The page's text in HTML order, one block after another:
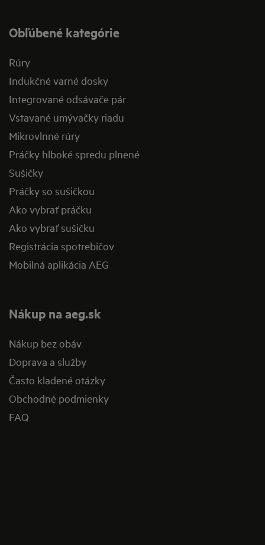
Obľúbené kategórie
Rúry
Indukčné varné dosky
Integrované odsávače pár
Vstavané umývačky riadu
Mikrovlnné rúry
Práčky hlboké spredu plnené
Sušičky
Práčky so sušičkou
Ako vybrať práčku
Ako vybrať sušičku
Registrácia spotrebičov
Mobilná aplikácia AEG
Nákup na aeg.sk
Nákup bez obáv​
Doprava a služby​
​Často kladené otázky​
Obchodné podmienky​
FAQ